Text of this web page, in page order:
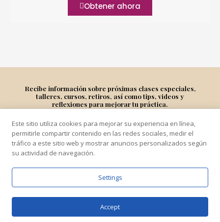
Obtener ahora
Recibe información sobre próximas clases especiales,
talleres, cursos, retiros, así como tips, videos y
reflexiones para mejorar tu práctica.
Suscríbete
COPYRIGHT © 2021 ARTICULANDRO
POWERED BY ARTICULANDRO
Este sitio utiliza cookies para mejorar su experiencia en línea,
permitirle compartir contenido en las redes sociales, medir el
tráfico a este sitio web y mostrar anuncios personalizados según
su actividad de navegación.
Settings
Accept